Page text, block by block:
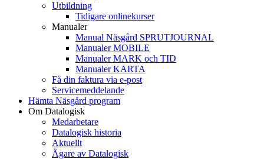
Utbildning
Tidigare onlinekurser
Manualer
Manual Näsgård SPRUTJOURNAL
Manualer MOBILE
Manualer MARK och TID
Manualer KARTA
Få din faktura via e-post
Servicemeddelande
Hämta Näsgård program
Om Datalogisk
Medarbetare
Datalogisk historia
Aktuellt
Ägare av Datalogisk